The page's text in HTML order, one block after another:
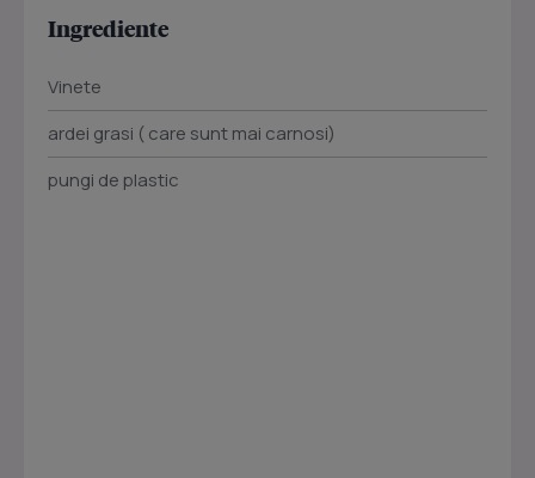
Ingrediente
Vinete
ardei grasi ( care sunt mai carnosi)
pungi de plastic